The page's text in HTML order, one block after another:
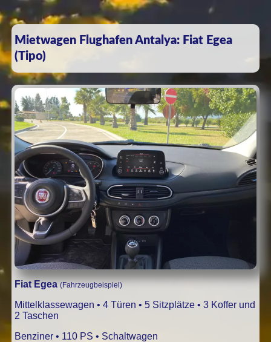
Mietwagen Flughafen Antalya: Fiat Egea
(Tipo)
Fiat Egea (Fahrzeugbeispiel)
Mittelklassewagen • 4 Türen • 5 Sitzplätze • 3 Koffer und
2 Taschen
Benziner • 110 PS • Schaltwagen